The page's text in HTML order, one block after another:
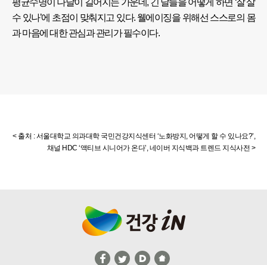
평균수명이 나날이 길어지는 가운데, 긴 날들을 어떻게 하면 ‘잘 살
수 있나’에 초점이 맞춰지고 있다. 웰에이징을 위해선 스스로의 몸
과 마음에 대한 관심과 관리가 필수이다.
서울대학교 의과대학 국민건강지식센터 ‘노화방지, 어떻게 할 수 있나요?’,
채널 HDC ‘액티브 시니어가 온다’, 네이버 지식백과 트렌드 지식사전